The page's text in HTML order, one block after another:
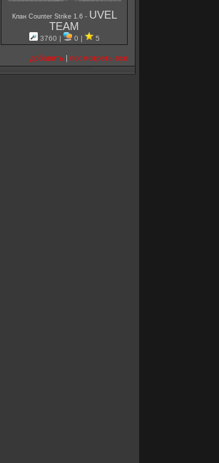
Клан Counter Strike 1.6 - UVEL
TEAM
3760 | 0 | 5
добавить | посмотреть все